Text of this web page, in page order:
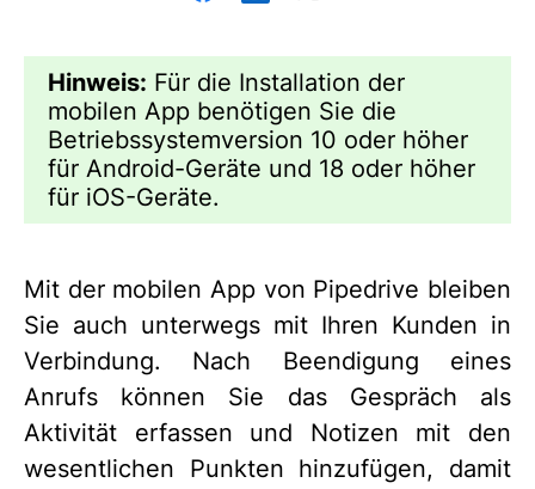
Hinweis: Für die Installation der
mobilen App benötigen Sie die
Betriebssystemversion 10 oder höher
für Android-Geräte und 18 oder höher
für iOS-Geräte.
Mit der mobilen App von Pipedrive bleiben
Sie auch unterwegs mit Ihren Kunden in
Verbindung. Nach Beendigung eines
Anrufs können Sie das Gespräch als
Aktivität erfassen und Notizen mit den
wesentlichen Punkten hinzufügen, damit